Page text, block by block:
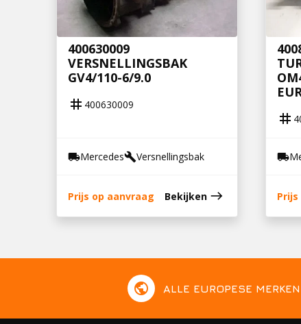
400630009
VERSNELLINGSBAK
GV4/110-6/9.0
tag 400630009
local_shippingMercedesbuildVersnellingsbak
Prijs op aanvraag Bekijken east
tag
local_shipping
public ALLE EUROPESE MERKEN